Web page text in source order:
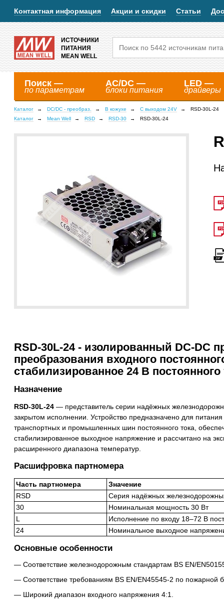
Контактная информация Акции и скидки Статьи
ИСТОЧНИКИ
ПИТАНИЯ
MEAN WELL
Поиск —
по параметрам
AC/DC —
блоки питания
LED —
драйверы
Каталог DC/DC - преобраз. В кожухе С выходом 24V
RSD-30L-24
Каталог
Mean Well RSD RSD-30 RSD-30L-24
RSD-30L-24 - изолированный DC-DC
преобразования входного
стабилизированное 24 В постоянного
Назначение
RSD-30L-24 — представитель серии надёжных
закрытом исполнении. Устройство предназначено для
транспортных и промышленных шин постоянного тока,
стабилизированное выходное напряжение и рассчитано на
расширенного диапазона температур.
Расшифровка партномера
Часть партномера
Значение
RSD
Серия надёжных
30
Номинальная мощность 30 Вт
L
Исполнение по входу 18–72 В
24
Номинальное выходное
Основные особенности
Соответствие железнодорожным стандартам BS EN/
Соответствие требованиям BS EN/EN45545-2 по пожарной
Широкий диапазон входного напряжения 4:1.